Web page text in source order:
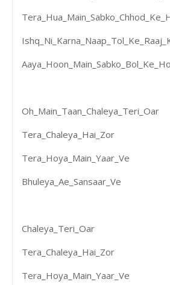
Aaya_Hoon_Main_Sabko_Bol_Ke_Ho
Oh_Main_Taan_Chaleya_Teri_Oar
Tera_Chaleya_Hai_Zor
Tera_Hoya_Main_Yaar_Ve
Bhuleya_Ae_Sansaar_Ve
Chaleya_Teri_Oar
Tera_Chaleya_Hai_Zor
Tera_Hoya_Main_Yaar_Ve